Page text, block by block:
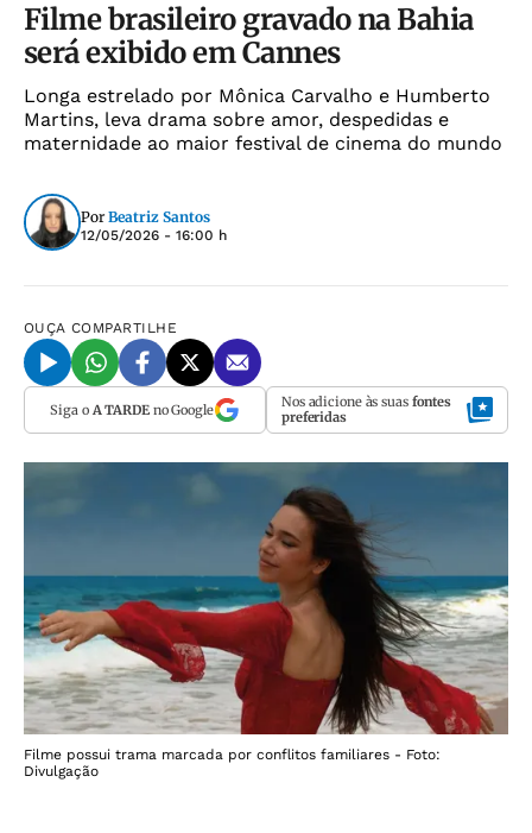
Filme brasileiro gravado na Bahia
será exibido em Cannes
Longa estrelado por Mônica Carvalho e Humberto
Martins, leva drama sobre amor, despedidas e
maternidade ao maior festival de cinema do mundo
Por Beatriz Santos
12/05/2026 - 16:00 h
OUÇA COMPARTILHE
Siga o A TARDEno Google Nos adicione às suas fontes
preferidas
Filme possui trama marcada por conflitos familiares - Foto:
Divulgação